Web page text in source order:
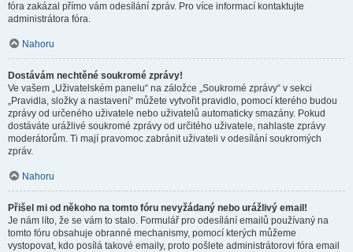
fóra zakázal přímo vám odesílání zpráv. Pro více informací kontaktujte
administrátora fóra.
Nahoru
Dostávám nechtěné soukromé zprávy!
Ve vašem „Uživatelském panelu“ na záložce „Soukromé zprávy“ v sekci
„Pravidla, složky a nastavení“ můžete vytvořit pravidlo, pomocí kterého budou
zprávy od určeného uživatele nebo uživatelů automaticky smazány. Pokud
dostáváte urážlivé soukromé zprávy od určitého uživatele, nahlaste zprávy
moderátorům. Ti mají pravomoc zabránit uživateli v odesílání soukromých
zpráv.
Nahoru
Přišel mi od někoho na tomto fóru nevyžádaný nebo urážlivý email!
Je nám líto, že se vám to stalo. Formulář pro odesílání emailů používaný na
tomto fóru obsahuje obranné mechanismy, pomocí kterých můžeme
vystopovat, kdo posílá takové emaily, proto pošlete administrátorovi fóra email